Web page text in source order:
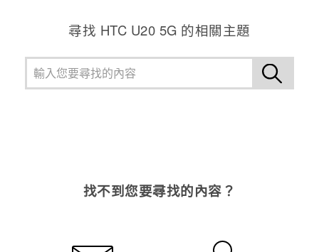
尋找 ‎HTC U20 5G 的相關主題
找不到您要尋找的內容？